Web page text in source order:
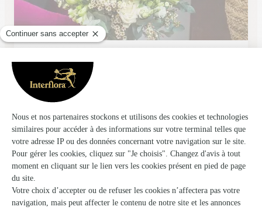
Francois Fleurs
Dombasle Sur Meurthe
★★
4.2 (27)
64, rue Gabriel-Peri
Voir la boutique
Ils ont fait livrer des fleurs ou une plante à